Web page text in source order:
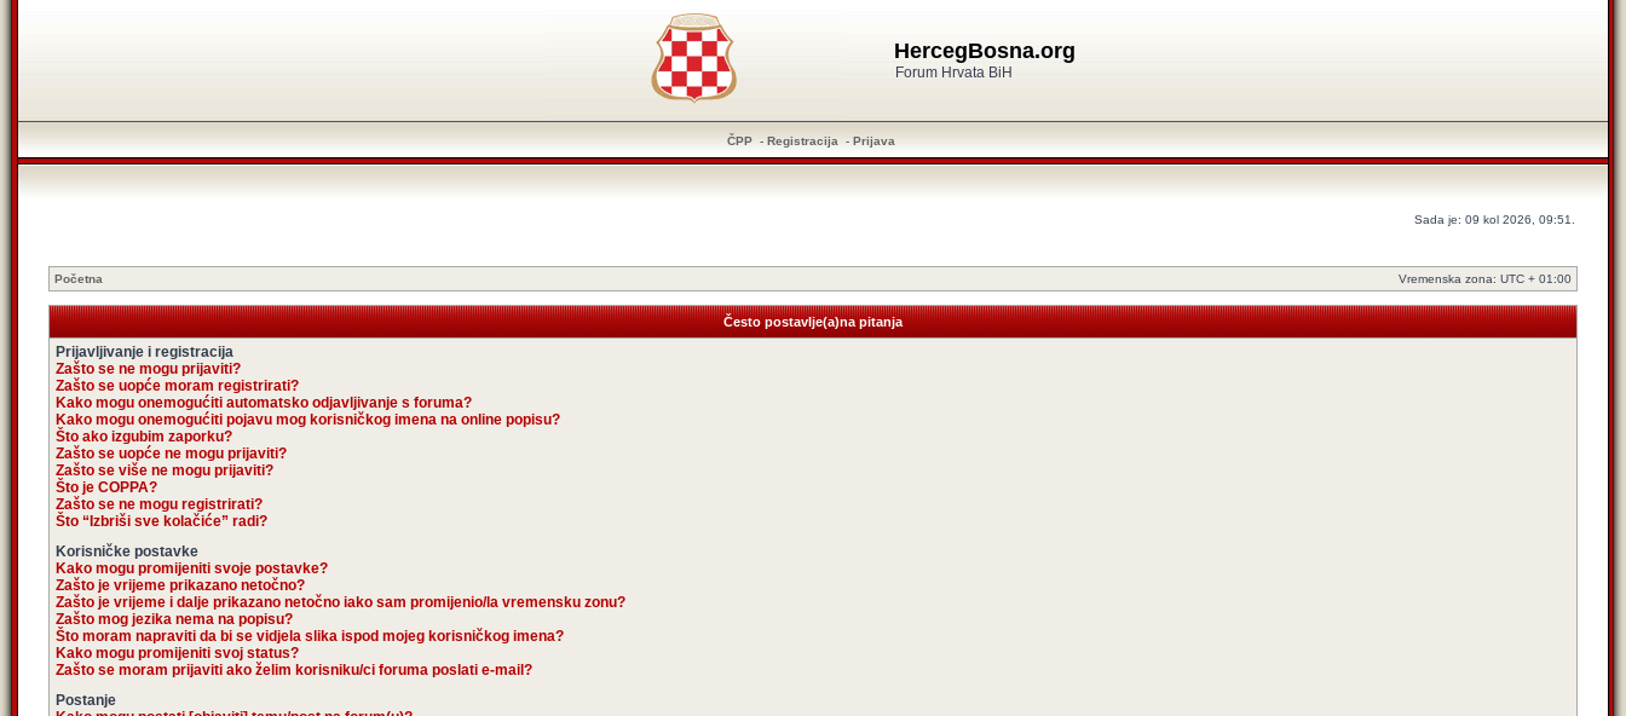
HercegBosna.org
Forum Hrvata BiH
ČPP - Registracija - Prijava
Sada je: 09 kol 2026, 09:51.
Početna Vremenska zona: UTC + 01:00
Često postavlje(a)na pitanja
Prijavljivanje i registracija
Zašto se ne mogu prijaviti?
Zašto se uopće moram registrirati?
Kako mogu onemogućiti automatsko odjavljivanje s foruma?
Kako mogu onemogućiti pojavu mog korisničkog imena na online popisu?
Što ako izgubim zaporku?
Zašto se uopće ne mogu prijaviti?
Zašto se više ne mogu prijaviti?
Što je COPPA?
Zašto se ne mogu registrirati?
Što “Izbriši sve kolačiće” radi?
Korisničke postavke
Kako mogu promijeniti svoje postavke?
Zašto je vrijeme prikazano netočno?
Zašto je vrijeme i dalje prikazano netočno iako sam promijenio/la vremensku zonu?
Zašto mog jezika nema na popisu?
Što moram napraviti da bi se vidjela slika ispod mojeg korisničkog imena?
Kako mogu promijeniti svoj status?
Zašto se moram prijaviti ako želim korisniku/ci foruma poslati e-mail?
Postanje